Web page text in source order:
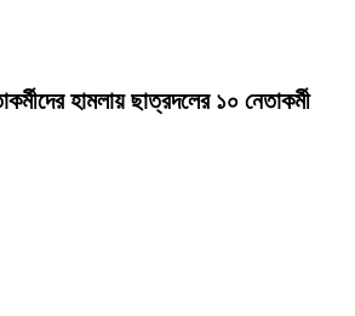
হামলায় ছাত্রদলের ১০ নেতাকর্মী